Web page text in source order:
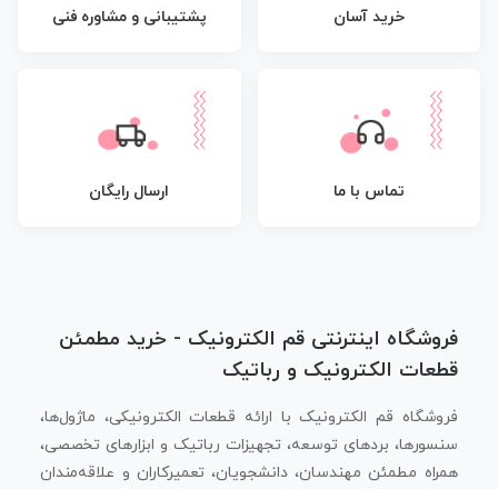
خرید آسان پشتیبانی و مشاوره فنی
تماس با ما ارسال رایگان
فروشگاه اینترنتی قم الکترونیک - خرید مطمئن
قطعات الکترونیک و رباتیک
فروشگاه قم الکترونیک با ارائه قطعات الکترونیکی، ماژول‌ها،
سنسورها، بردهای توسعه، تجهیزات رباتیک و ابزارهای تخصصی،
همراه مطمئن مهندسان، دانشجویان، تعمیرکاران و علاقه‌مندان